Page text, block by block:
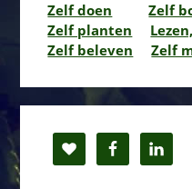
Zelf doen
Zelf
Zelf planten
Zelf beleven
Zelf